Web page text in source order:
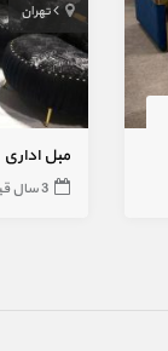
تهران
مبل اداری 8 نفره مدل راحتی
3 سال قبل